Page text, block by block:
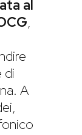
al
,
di
A